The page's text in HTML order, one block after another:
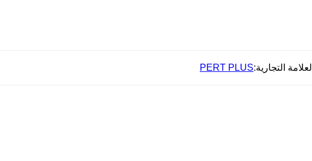
العلامة التجارية:PERT PLUS